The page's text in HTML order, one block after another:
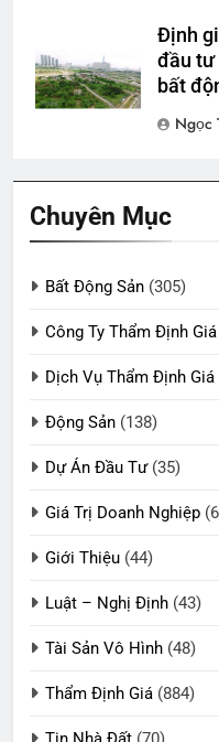
Định
đầu tư
bất
Ngọc
Chuyên Mục
Bất Động Sản (305)
Công Ty Thẩm Định Giá
Dịch Vụ Thẩm Định Giá
Động Sản (138)
Dự Án Đầu Tư(35)
Giá Trị Doanh Nghiệp
Giới Thiệu (44)
Luật – Nghị Định (43)
Tài Sản Vô Hình (48)
Thẩm Định Giá (884)